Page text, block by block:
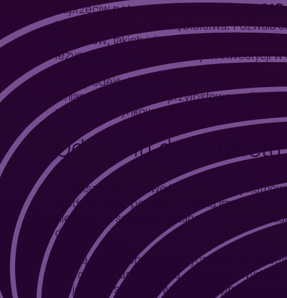
Naprzeciw potrzebom zmian wychodziSAP
infrastrukturą IT przedsiębiorstwa. Pozwala
systemów, takich jak np. mySAP ERP czy
rezygnując z dotychczasowych inwestycji w
Takie podejście pokazuje wyraźnie nowe
zmianą, a tym samym przyrostowa
potrzebami rynkowymi.
Od ogółu do konkretu
Zwiększenie możliwości integracji
producentów, pozwala na tanią
nie były ze sobą powiązane jedynie na
dodaną.
Jedną z cech charakterystycznych dla
całego przedsięwzięcia, a nie tylko
projektu, jest opracowanie wstępnego